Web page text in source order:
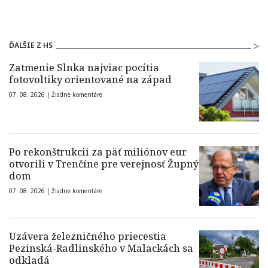
ĎALŠIE Z HS
Zatmenie Slnka najviac pocítia
fotovoltiky orientované na západ
07. 08. 2026 | Žiadne komentáre
Po rekonštrukcii za päť miliónov eur
otvorili v Trenčíne pre verejnosť Župný
dom
07. 08. 2026 | Žiadne komentáre
Uzávera železničného priecestia
Pezinská-Radlinského v Malackách sa
odkladá